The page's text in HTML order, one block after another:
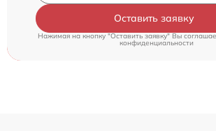
Оставить заявку
Нажимая на кнопку "Оставить заявку" Вы
конфиденциальности